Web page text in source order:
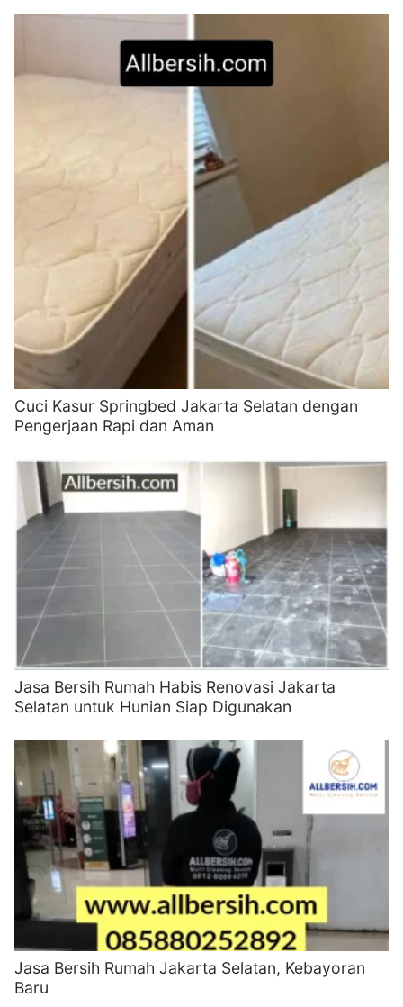
Cuci Kasur Springbed Jakarta Selatan dengan
Pengerjaan Rapi dan Aman
Jasa Bersih Rumah Habis Renovasi Jakarta
Selatan untuk Hunian Siap Digunakan
Jasa Bersih Rumah Jakarta Selatan, Kebayoran
Baru